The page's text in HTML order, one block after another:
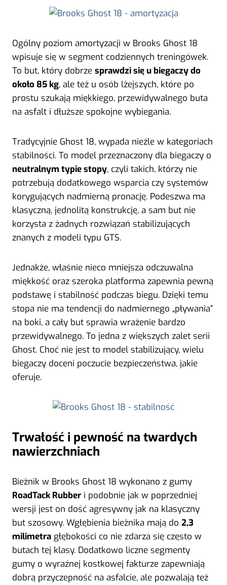
Ogólny poziom amortyzacji w Brooks Ghost 18
wpisuje się w segment codziennych treningówek.
To but, który dobrze sprawdzi się u biegaczy do
około 85 kg, ale też u osób lżejszych, które po
prostu szukają miękkiego, przewidywalnego buta
na asfalt i dłuższe spokojne wybiegania.
Tradycyjnie Ghost 18, wypada nieźle w kategoriach
stabilności. To model przeznaczony dla biegaczy o
neutralnym typie stopy, czyli takich, którzy nie
potrzebują dodatkowego wsparcia czy systemów
korygujących nadmierną pronację. Podeszwa ma
klasyczną, jednolitą konstrukcję, a sam but nie
korzysta z żadnych rozwiązań stabilizujących
znanych z modeli typu GTS.
Jednakże, właśnie nieco mniejsza odczuwalna
miękkość oraz szeroka platforma zapewnia pewną
podstawę i stabilność podczas biegu. Dzięki temu
stopa nie ma tendencji do nadmiernego „pływania”
na boki, a cały but sprawia wrażenie bardzo
przewidywalnego. To jedna z większych zalet serii
Ghost. Choć nie jest to model stabilizujący, wielu
biegaczy doceni poczucie bezpieczeństwa, jakie
oferuje.
Trwałość i pewność na twardych
nawierzchniach
Bieżnik w Brooks Ghost 18 wykonano z gumy
RoadTack Rubber i podobnie jak w poprzedniej
wersji jest on dość agresywny jak na klasyczny
but szosowy. Wgłębienia bieżnika mają do 2,3
milimetra głębokości co nie zdarza się często w
butach tej klasy. Dodatkowo liczne segmenty
gumy o wyraźnej kostkowej fakturze zapewniają
dobrą przyczepność na asfalcie, ale pozwalają też